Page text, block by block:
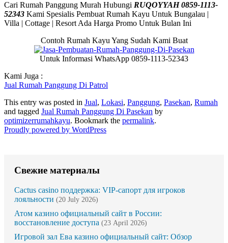
Cari Rumah Panggung Murah Hubungi RUQOYYAH 0859-1113-
52343 Kami Spesialis Pembuat Rumah Kayu Untuk Bungalau |
Villa | Cottage | Resort Ada Harga Promo Untuk Bulan Ini
Contoh Rumah Kayu Yang Sudah Kami Buat
Untuk Informasi WhatsApp 0859-1113-52343
Kami Juga :
Jual Rumah Panggung Di Patrol
This entry was posted in Jual, Lokasi, Panggung, Pasekan, Rumah
and tagged Jual Rumah Panggung Di Pasekan by
optimizerrumahkayu. Bookmark the permalink.
Proudly powered by WordPress
Свежие материалы
Cactus casino поддержка: VIP-сапорт для игроков
лояльности (20 July 2026)
Атом казино официальный сайт в России:
восстановление доступа (23 April 2026)
Игровой зал Ева казино официальный сайт: Обзор